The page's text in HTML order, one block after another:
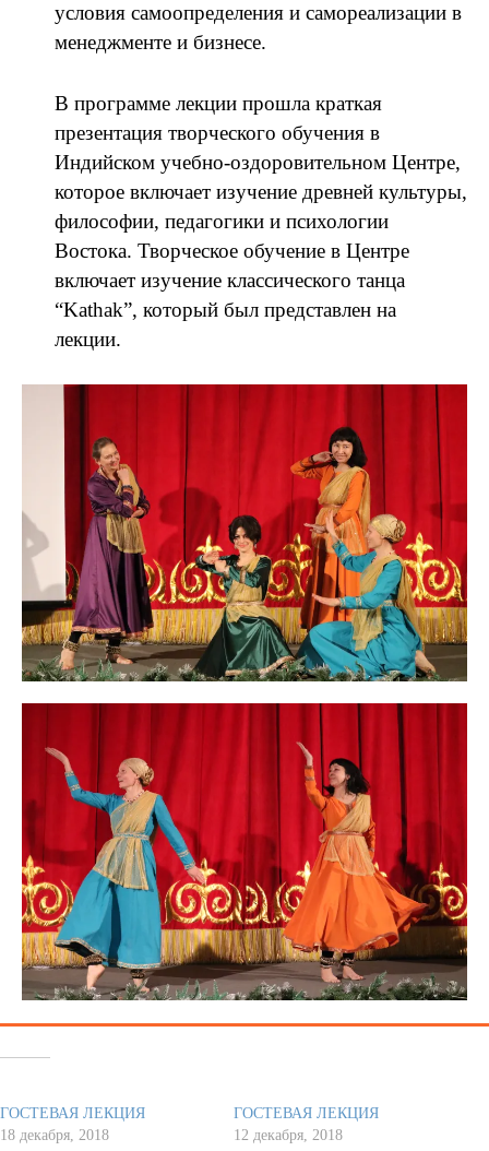
условия самоопределения и самореализации в
менеджменте и бизнесе.
В программе лекции прошла краткая
презентация творческого обучения в
Индийском учебно-оздоровительном Центре,
которое включает изучение древней культуры,
философии, педагогики и психологии
Востока. Творческое обучение в Центре
включает изучение классического танца
“Kathak”, который был представлен на
лекции.
ГОСТЕВАЯ ЛЕКЦИЯ
18 декабря, 2018
ГОСТЕВАЯ ЛЕКЦИЯ
12 декабря, 2018